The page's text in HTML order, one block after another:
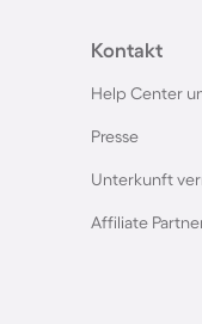
Kontakt
Help Center
Presse
Unterkunft
Affiliate